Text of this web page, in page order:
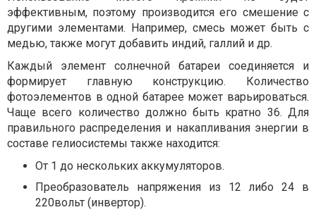
эффективным, поэтому производится его смешение с
другими элементами. Например, смесь может быть с
медью, также могут добавить индий, галлий и др.
Каждый элемент солнечной батареи соединяется и
формирует главную конструкцию. Количество
фотоэлементов в одной батарее может варьироваться.
Чаще всего количество должно быть кратно 36. Для
правильного распределения и накапливания энергии в
составе гелиосистемы также находится:
От 1 до нескольких аккумуляторов.
Преобразователь напряжения из 12 либо 24 в
220вольт (инвертор).